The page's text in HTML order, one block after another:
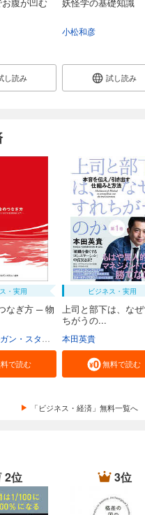
し読み
小松和彦
試し読み
・実用
なぎ方 ─ 物
で読む
ビジネス・実用
上司と部下は、な
ちがうの...
本田英貴
無料で読む
「ビジネス・経済」無料一覧へ
2位 3位